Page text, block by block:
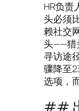
HR负责
头必须
赖社交
头——猎
寻访途
骤降至
选项，
##